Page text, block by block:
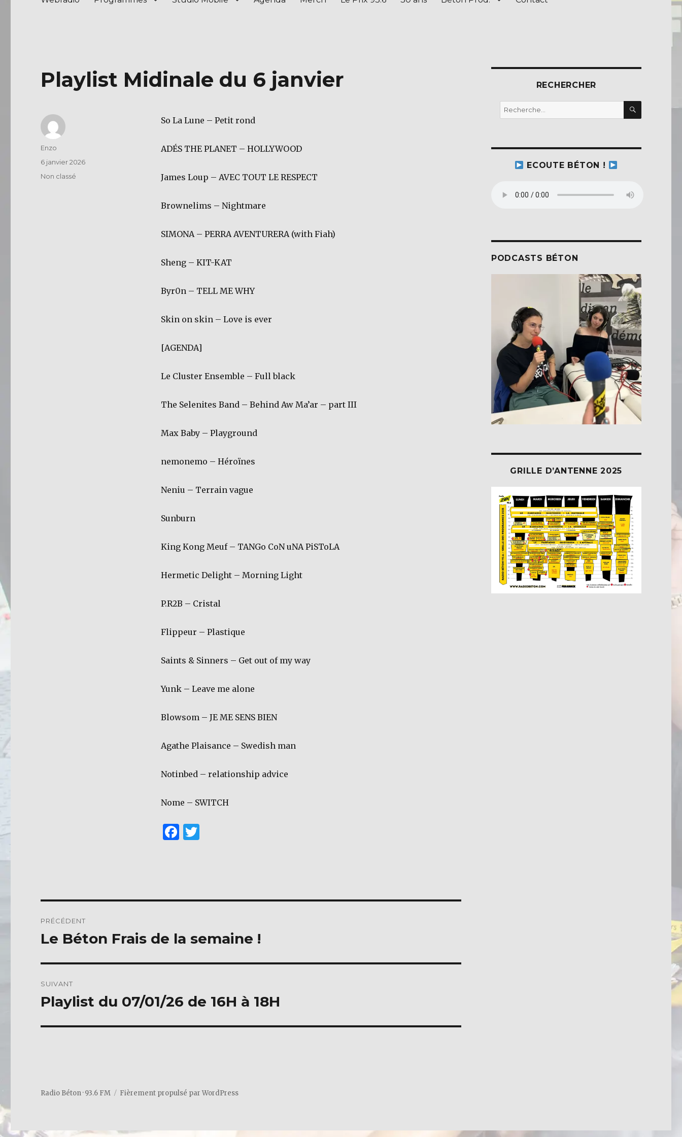
Playlist Midinale du 6 janvier
So La Lune – Petit rond
ADÉS THE PLANET – HOLLYWOOD
James Loup – AVEC TOUT LE RESPECT
Brownelims – Nightmare
SIMONA – PERRA AVENTURERA (with Fiah)
Sheng – KIT-KAT
Byr0n – TELL ME WHY
Skin on skin – Love is ever
[AGENDA]
Le Cluster Ensemble – Full black
The Selenites Band – Behind Aw Ma’ar – part III
Max Baby – Playground
nemonemo – Héroïnes
Neniu – Terrain vague
Sunburn
King Kong Meuf – TANGo CoN uNA PiSToLA
Hermetic Delight – Morning Light
P.R2B – Cristal
Flippeur – Plastique
Saints & Sinners – Get out of my way
Yunk – Leave me alone
Blowsom – JE ME SENS BIEN
Agathe Plaisance – Swedish man
Notinbed – relationship advice
Nome – SWITCH
F
b
k
T
r
Auteur
Enzo
Publié
6 janvier 2026
Catégories
Non classé
de
PRÉCÉDENT
Publication
Le Béton Frais de la semaine !
SUIVANT
Publication
Playlist du 07/01/26 de 16H à 18H
RECHERCHER
Recherche
pour :
ECOUTE BÉTON !
PODCASTS BÉTON
GRILLE D’ANTENNE 2025
Radio Béton · 93.6 FM Fièrement propulsé par WordPress